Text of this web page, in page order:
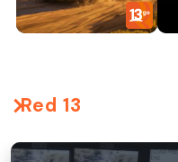
Red 13